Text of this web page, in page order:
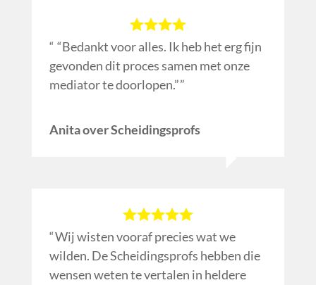
“Bedankt voor alles. Ik heb het erg fijn
gevonden dit proces samen met onze
mediator te doorlopen.”
Anita over Scheidingsprofs
Wij wisten vooraf precies wat we
wilden. De Scheidingsprofs hebben die
wensen weten te vertalen in heldere